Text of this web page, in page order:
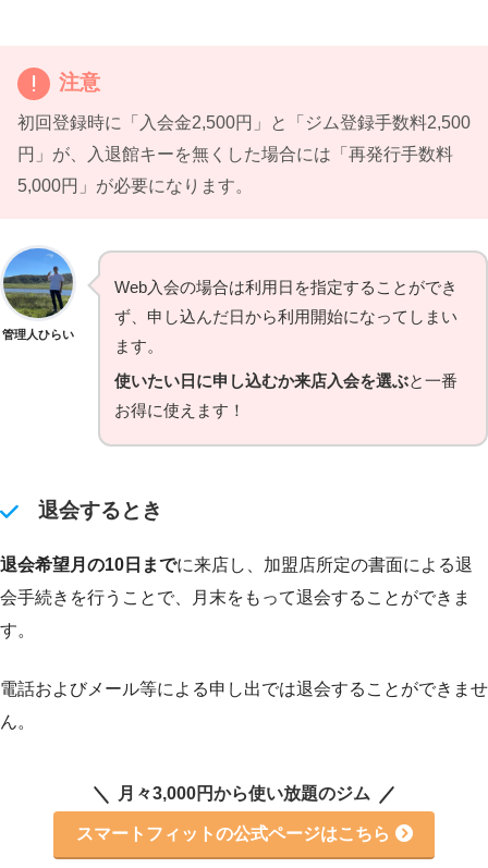
注意
初回登録時に「入会金2,500円」と「ジム登録手数料2,500
円」が、入退館キーを無くした場合には「再発行手数料
5,000円」が必要になります。
管理人ひらい
Web入会の場合は利用日を指定することができ
ず、申し込んだ日から利用開始になってしまい
ます。
使いたい日に申し込むか来店入会を選ぶと一番
お得に使えます！
退会するとき
退会希望月の10日までに来店し、加盟店所定の書面による退
会手続きを行うことで、月末をもって退会することができま
す。
電話およびメール等による申し出では退会することができませ
ん。
月々3,000円から使い放題のジム
スマートフィットの公式ページはこちら